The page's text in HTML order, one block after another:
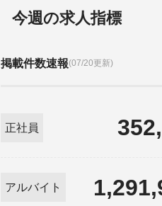
今週の求人指標
掲載件数速報(07/20更新)
正社員
アルバイト